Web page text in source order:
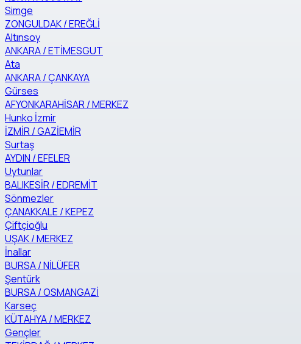
Simge
ZONGULDAK / EREĞLİ
Altınsoy
ANKARA / ETİMESGUT
Ata
ANKARA / ÇANKAYA
Gürses
AFYONKARAHİSAR / MERKEZ
Hunko İzmir
İZMİR / GAZİEMİR
Surtaş
AYDIN / EFELER
Uytunlar
BALIKESİR / EDREMİT
Sönmezler
ÇANAKKALE / KEPEZ
Çiftçioğlu
UŞAK / MERKEZ
İnallar
BURSA / NİLÜFER
Şentürk
BURSA / OSMANGAZİ
Karseç
KÜTAHYA / MERKEZ
Gençler